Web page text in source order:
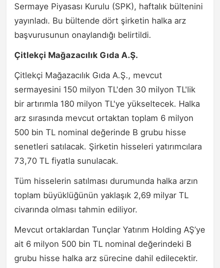
Sermaye Piyasası Kurulu (SPK), haftalık bültenini
yayınladı. Bu bültende dört şirketin halka arz
başvurusunun onaylandığı belirtildi.
Çitlekçi Mağazacılık Gıda A.Ş.
Çitlekçi Mağazacılık Gıda A.Ş., mevcut
sermayesini 150 milyon TL'den 30 milyon TL'lik
bir artırımla 180 milyon TL'ye yükseltecek. Halka
arz sırasında mevcut ortaktan toplam 6 milyon
500 bin TL nominal değerinde B grubu hisse
senetleri satılacak. Şirketin hisseleri yatırımcılara
73,70 TL fiyatla sunulacak.
Tüm hisselerin satılması durumunda halka arzın
toplam büyüklüğünün yaklaşık 2,69 milyar TL
civarında olması tahmin ediliyor.
Mevcut ortaklardan Tunçlar Yatırım Holding AŞ’ye
ait 6 milyon 500 bin TL nominal değerindeki B
grubu hisse halka arz sürecine dahil edilecektir.